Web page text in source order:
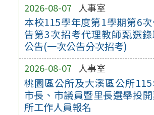
2026-08-07 人事室
本校115學年度第1學期第6
告第3次招考代理教師甄選
公告(一次公告分次招考)
2026-08-07 人事室
桃園區公所及大溪區公所
市長、市議員暨里長選舉投
所工作人員報名